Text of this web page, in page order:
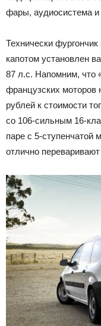
фары, аудиосистема и
Технически
капотом установлен
87 л.с. Напомним, что
французских моторов
рублей к стоимости
со 106-сильным 16-
паре с 5-ступенчатой
отлично